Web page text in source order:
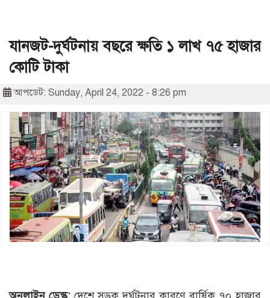
যানজট-দুর্ঘটনায় বছরে ক্ষতি ১ লাখ ৭৫ হাজার
কোটি টাকা
আপডেট: Sunday, April 24, 2022 - 8:26 pm